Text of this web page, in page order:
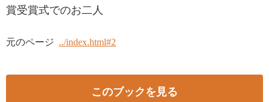
賞受賞式でのお二人
元のページ ../index.html#2
このブックを見る